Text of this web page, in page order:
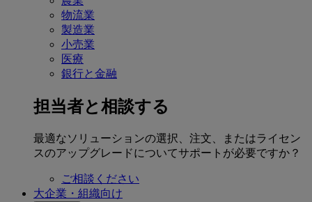
物流業
製造業
小売業
医療
銀行と金融
担当者と相談する
最適なソリューションの選択、注文、またはライセン
スのアップグレードについてサポートが必要ですか？
ご相談ください
大企業・組織向け